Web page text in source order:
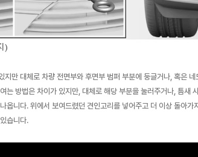
만 대체로 차량 전면부와 후면부 범퍼 부분에 둥글거나, 혹은 네
는 방법은 차이가 있지만, 대체로 해당 부분을 눌러주거나, 틈새
옵니다. 위에서 보여드렸던 견인고리를 넣어주고 더 이상 돌아가
습니다.